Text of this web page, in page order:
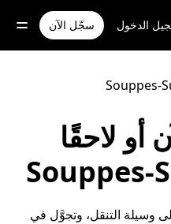
الدخول سجّل الآن
Souppes-
أو لاحقًا
وسيلة التنقل، وتجوَّل في